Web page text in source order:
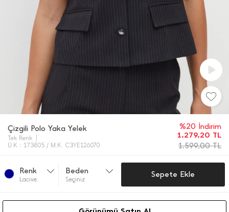
Çizgili Polo Yaka Yelek
Tek Renk
Ü.K : 173805 / M.K. C3YE126070
%20 İndirim
1.279,20 TL
1.599,00TL
Renk
Lacıve.
Beden
Seçiniz
Sepete Ekle